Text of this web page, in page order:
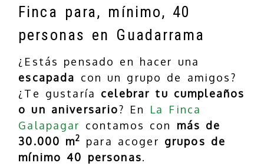
Finca para, mínimo, 40
personas en Guadarrama
¿Estás pensado en hacer una
escapada con un grupo de amigos?
¿Te gustaría celebrar tu cumpleaños
o un aniversario? En La Finca
Galapagar contamos con más de
30.000 m2 para acoger grupos de
mínimo 40 personas.